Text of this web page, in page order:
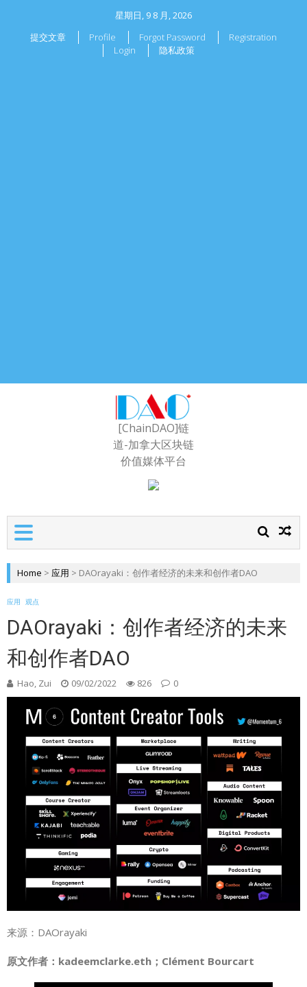
星期日, 9 8 月, 2026
提交文章
Profile Forgot Password
Registration
Login
隐私政策
[ChainDAO]链
道-加拿大区块链
价值媒体平台
Home > 应用 > DAOrayaki：创作者经济的未来和创作者DAO
应用 观点
DAOrayaki：创作者经济的未来
和创作者DAO
Hao, Zui 09/02/2022 826 0
来源：DAOrayaki
原文作者：kadeemclarke.eth；Clément Bourcart